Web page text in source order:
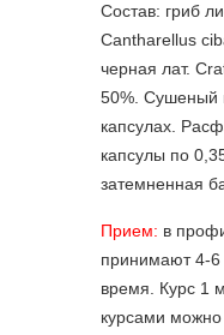
Состав: гриб
Cantharellus
черная лат.
50%. Cушеный
капсулах.
капсулы по
затемненная
Прием: в
принимают 4-6
время. Курс 1
курсами можно